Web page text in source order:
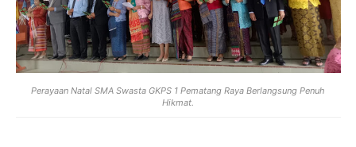
Perayaan Natal SMA Swasta GKPS 1 Pematang Raya Berlangsung Penuh
Hikmat.